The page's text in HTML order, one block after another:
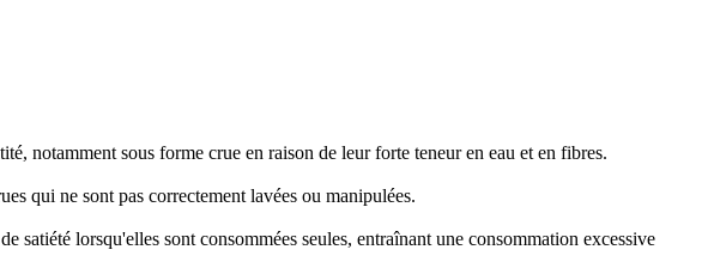
notamment sous forme crue en raison de leur forte teneur en eau et en fibres.
qui ne sont pas correctement lavées ou manipulées.
satiété lorsqu'elles sont consommées seules, entraînant une consommation excessive